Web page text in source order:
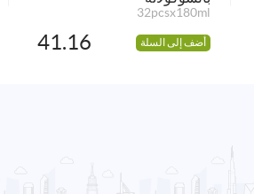
32pcsx180ml
أضف إلى السلة 41.16